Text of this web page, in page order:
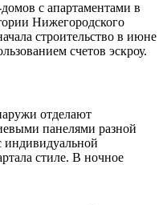
с апартаментами в
Нижегородского
строительство в июне
счетов эскроу.
отделают
панелями разной
индивидуальной
стиле. В ночное